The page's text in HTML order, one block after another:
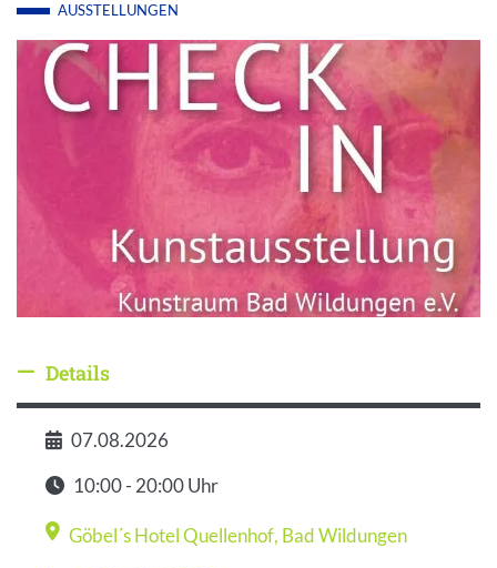
AUSSTELLUNGEN
Details ausblenden
Details
Datum
07.08.2026
Zeit
10:00 - 20:00 Uhr
Veranstaltungsort
Göbel´s Hotel Quellenhof, Bad Wildungen